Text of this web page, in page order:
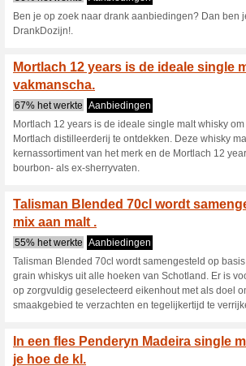
nieuwsbrief
100% het werkte
Kortingscode
nieuwsbrief.
Shop nu met